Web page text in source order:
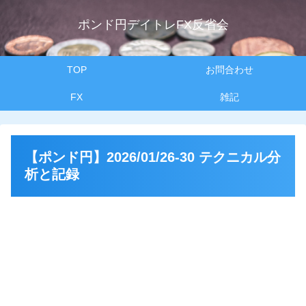
ポンド円デイトレFX反省会
TOP お問合わせ
FX 雑記
【ポンド円】2026/01/26-30 テクニカル分
析と記録